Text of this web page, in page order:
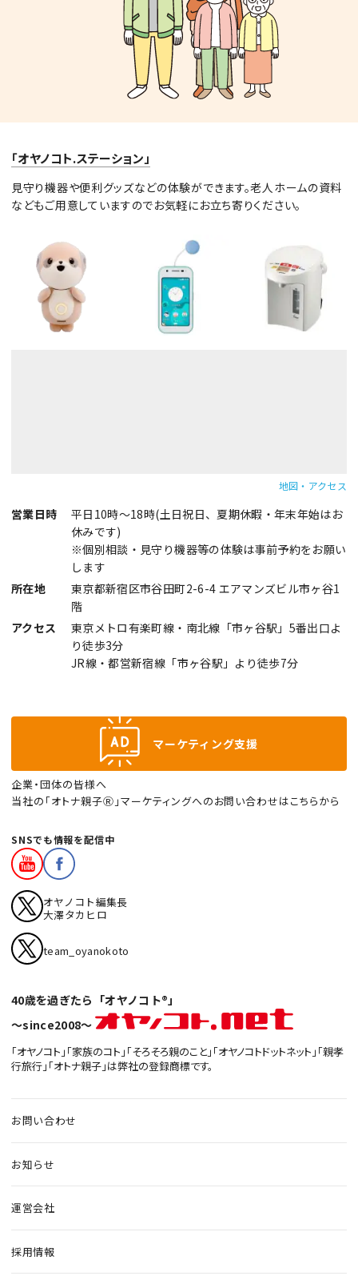
40歳を過ぎたら「オヤノコト®」
〜since2008〜
「オヤノコト」「家族のコト」「そろそろ親のこと」「オヤノコトドットネット」「親孝
行旅行」「オトナ親子」は弊社の登録商標です。
お問い合わせ
お知らせ
運営会社
採用情報
「オヤノコト.ステーション」
見守り機器や便利グッズなどの体験ができます。老人ホームの資料
などもご用意していますのでお気軽にお立ち寄りください。
地図・アクセス
営業日時
平日10時～18時(土日祝日、夏期休暇・年末年始はお
休みです)
※個別相談・見守り機器等の体験は事前予約をお願い
します
所在地
東京都新宿区市谷田町2-6-4 エアマンズビル市ヶ谷1
階
アクセス
東京メトロ有楽町線・南北線「市ヶ谷駅」5番出口よ
り徒歩3分
JR線・都営新宿線「市ヶ谷駅」より徒歩7分
マーケティング支援
企業・団体の皆様へ
当社の「オトナ親子Ⓡ」マーケティングへのお問い合わせはこちらから
SNSでも情報を配信中
オヤノコト編集長
大澤タカヒロ
team_oyanokoto